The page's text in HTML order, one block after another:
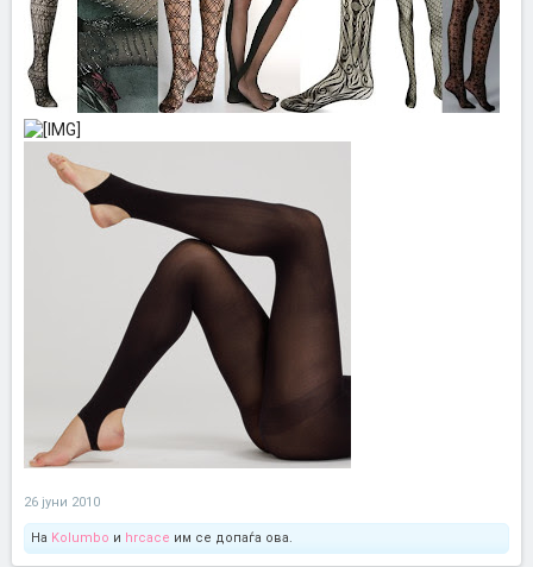
26 јуни 2010
На Kolumbo и hrcace им се допаѓа ова.